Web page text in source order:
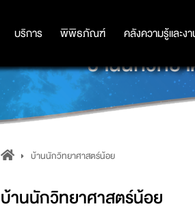
บริการ พิพิธภัณฑ์ คลังความรู้และง
บริการ พิพิธภัณฑ์ คลังความรู้และง
บ้านนักวิทย
บ้านนักวิทยาศาสตร์น้อย
บ้านนักวิทยาศาสตร์น้อย